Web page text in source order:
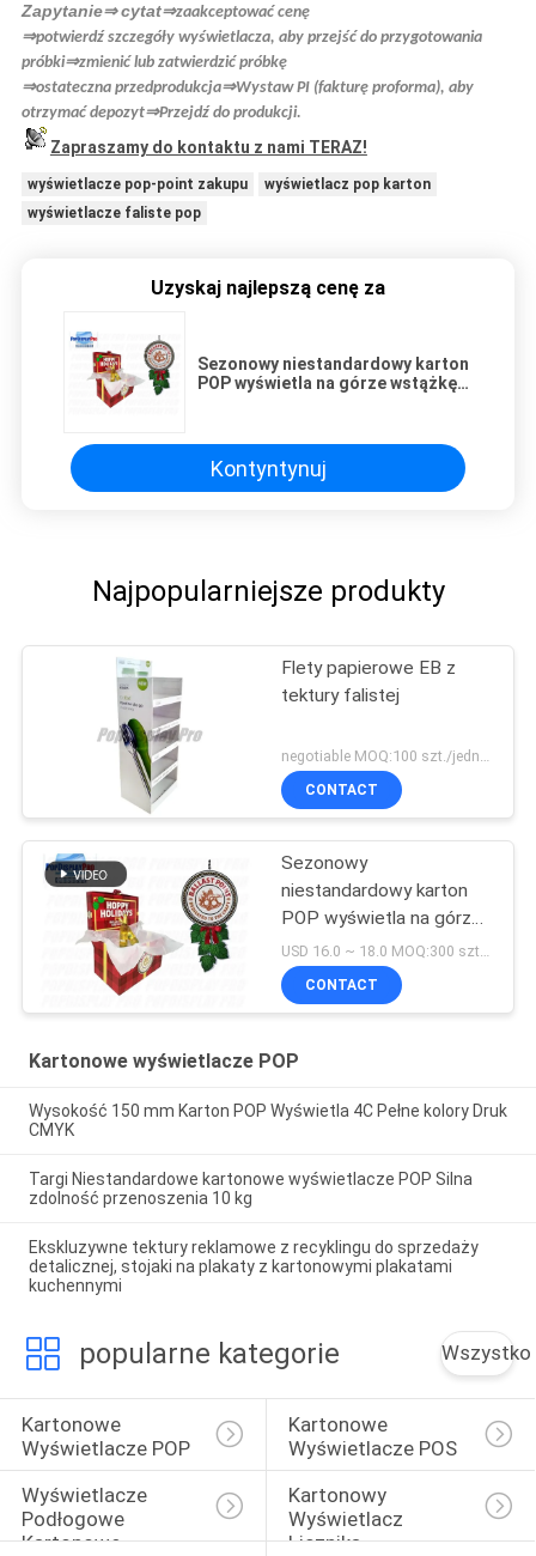
Zapytanie⇒ cytat⇒zaakceptować cenę
⇒potwierdź szczegóły wyświetlacza, aby przejść do przygotowania
próbki⇒zmienić lub zatwierdzić próbkę
⇒ostateczna przedprodukcja⇒Wystaw PI (fakturę proforma), aby
otrzymać depozyt⇒Przejdź do produkcji.
Zapraszamy do kontaktu z nami TERAZ!
wyświetlacze pop-point zakupu
wyświetlacz pop karton
wyświetlacze faliste pop
Uzyskaj najlepszą cenę za
Sezonowy niestandardowy karton
POP wyświetla na górze wstążkę
Kontyntynuj
Najpopularniejsze produkty
Flety papierowe EB z
tektury falistej
CONTACT
Sezonowy
niestandardowy karton
POP wyświetla na górze
wstążkę 3D do napojów
z piwem
CONTACT
Kartonowe wyświetlacze POP
Wysokość 150 mm Karton POP Wyświetla 4C Pełne kolory Druk
CMYK
Targi Niestandardowe kartonowe wyświetlacze POP Silna
zdolność przenoszenia 10 kg
Ekskluzywne tektury reklamowe z recyklingu do sprzedaży
detalicznej, stojaki na plakaty z kartonowymi plakatami
kuchennymi
popularne kategorie Wszystko
Kartonowe
Wyświetlacze POP
Kartonowe
Wyświetlacze POS
Wyświetlacze
Podłogowe
Kartonowe
Kartonowy
Wyświetlacz
Licznika